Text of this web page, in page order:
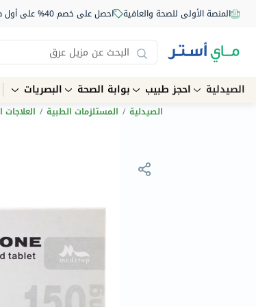
المنصة الأولى للصحة والعافية احصل على خصم 40% على أول طلب من الصيدلية أونلاين استخدم الكود: NEW40
الصيدلية احجز طبيب بوابة الصحة البصريات
الصيدلية / المستلزمات الطبية /